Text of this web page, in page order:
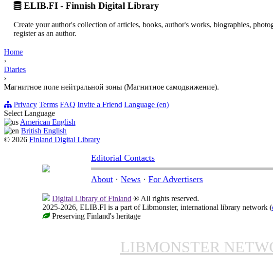
ELIB.FI - Finnish Digital Library
Create your author's collection of articles, books, author's works, biographies,
register as an author.
Home
›
Diaries
›
Магнитное поле нейтральной зоны (Магнитное самодвижение).
Privacy Terms FAQ Invite a Friend Language (en)
Select Language
American English
British English
© 2026 Finland Digital Library
Editorial Contacts
About · News · For Advertisers
Digital Library of Finland ® All rights reserved.
2025-2026, ELIB.FI is a part of Libmonster, international library network (
Preserving Finland's heritage
LIBMONSTER